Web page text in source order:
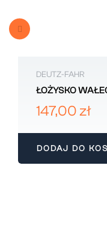
DEUTZ-FAHR
ŁOŻYSKO
22x32x30
147,00 zł
DODAJ DO